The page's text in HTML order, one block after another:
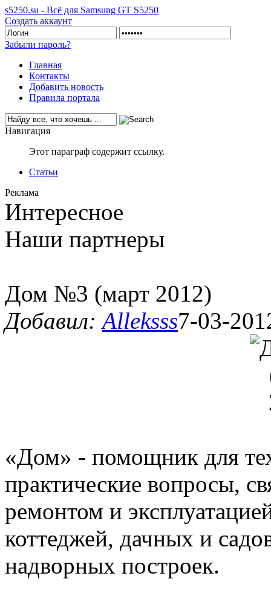
s5250.su - Всё для Samsung GT S5250
Создать аккаунт
Забыли пароль?
Главная
Контакты
Добавить новость
Правила портала
Навигация
Этот параграф содержит ссылку.
Статьи
Реклама
Интересное
Наши партнеры
Дом №3 (март 2012)
Добавил:Alleksss7-03-
«Дом» - помощник для
практические вопросы,
ремонтом и
коттеджей, дачных и
надворных построек.